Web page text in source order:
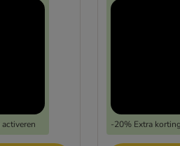
-20% Extra